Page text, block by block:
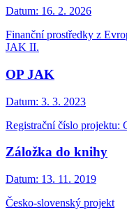
Datum: 16. 2. 2026
Finanční prostředky z
JAK II.
OP JAK
Datum: 3. 3. 2023
Registrační číslo
Záložka do knihy
Datum: 13. 11. 2019
Česko-slovenský projekt